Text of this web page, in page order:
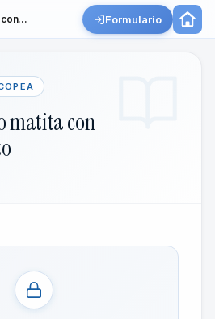
Formulario
matita con